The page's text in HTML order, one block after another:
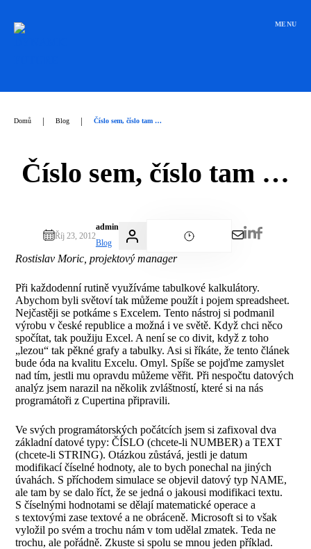
MENU
Domů | Blog | Číslo sem, číslo tam …
Číslo sem, číslo tam …
Říj 23, 2012
admin
Blog
Rostislav Moric, projektový manager
Při každodenní rutině využíváme tabulkové kalkulátory.
Abychom byli světoví tak můžeme použít i pojem spreadsheet.
Nejčastěji se potkáme s Excelem. Tento nástroj si podmanil
výrobu v české republice a možná i ve světě. Když chci něco
spočítat, tak použiju Excel. A není se co divit, když z toho
„lezou“ tak pěkné grafy a tabulky. Asi si říkáte, že tento článek
bude óda na kvalitu Excelu. Omyl. Spíše se pojďme zamyslet
nad tím, jestli mu opravdu můžeme věřit. Při nespočtu datových
analýz jsem narazil na několik zvláštností, které si na nás
programátoři z Cupertina připravili.
Ve svých programátorských počátcích jsem si zafixoval dva
základní datové typy: ČÍSLO (chcete-li NUMBER) a TEXT
(chcete-li STRING). Otázkou zůstává, jestli je datum
modifikací číselné hodnoty, ale to bych ponechal na jiných
úvahách. S příchodem simulace se objevil datový typ NAME,
ale tam by se dalo říct, že se jedná o jakousi modifikaci textu.
S číselnými hodnotami se dělají matematické operace a
s textovými zase textové a ne obráceně. Microsoft si to však
vyložil po svém a trochu nám v tom udělal zmatek. Teda ne
trochu, ale pořádně. Zkuste si spolu se mnou jeden příklad.